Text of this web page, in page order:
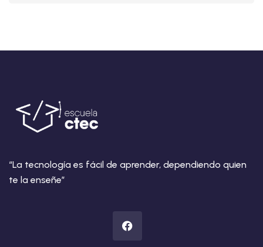
“La tecnología es fácil de aprender, dependiendo quien
te la enseñe”